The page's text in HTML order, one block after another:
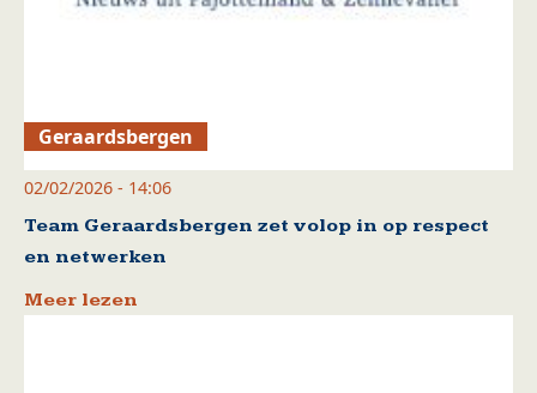
Geraardsbergen
02/02/2026 - 14:06
Team Geraardsbergen zet volop in op respect
en netwerken
Meer lezen